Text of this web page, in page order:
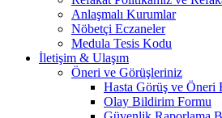
Anlaşmalı Kurumlar
Nöbetçi Eczaneler
Medula Tesis Kodu
İletişim & Ulaşım
Öneri ve Görüşleriniz
Hasta Görüş ve Öneri
Olay Bildirim Formu